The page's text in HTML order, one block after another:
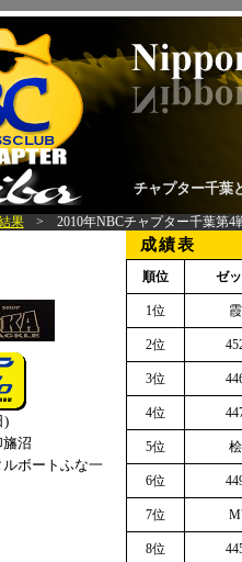
チャプター千葉
果 > 2010年NBCチャプター千葉第4
)
沼
ボートふな一
成績表
順位 ゼ
1位
2位
3位
4位
5位
6位
7位
8位